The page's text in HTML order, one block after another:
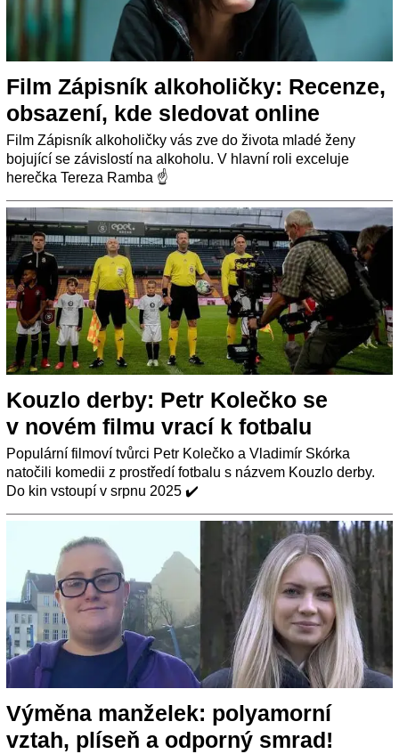
Film Zápisník alkoholičky: Recenze,
obsazení, kde sledovat online
Film Zápisník alkoholičky vás zve do života mladé ženy
bojující se závislostí na alkoholu. V hlavní roli exceluje
herečka Tereza Ramba ☝
Kouzlo derby: Petr Kolečko se
v novém filmu vrací k fotbalu
Populární filmoví tvůrci Petr Kolečko a Vladimír Skórka
natočili komedii z prostředí fotbalu s názvem Kouzlo derby.
Do kin vstoupí v srpnu 2025 ✔️
Výměna manželek: polyamorní
vztah, plíseň a odporný smrad!